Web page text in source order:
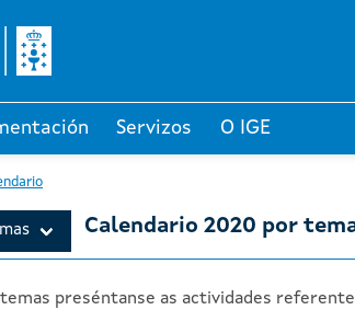
Servizos O IGE
Calendario 2020 por
preséntanse as actividades